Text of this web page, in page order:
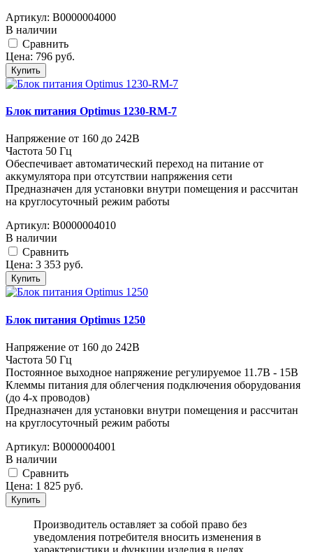
Артикул: В0000004000
В наличии
Cравнить
Цена: 796 руб.
Купить
Блок питания Optimus 1230-RM-7
Напряжение от 160 до 242В
Частота 50 Гц
Обеспечивает автоматический переход на питание от
аккумулятора при отсутствии напряжения сети
Предназначен для установки внутри помещения и рассчитан
на круглосуточный режим работы
Артикул: В0000004010
В наличии
Cравнить
Цена: 3 353 руб.
Купить
Блок питания Optimus 1250
Напряжение от 160 до 242В
Частота 50 Гц
Постоянное выходное напряжение регулируемое 11.7В - 15В
Клеммы питания для облегчения подключения оборудования
(до 4-х проводов)
Предназначен для установки внутри помещения и рассчитан
на круглосуточный режим работы
Артикул: В0000004001
В наличии
Cравнить
Цена: 1 825 руб.
Купить
Производитель оставляет за собой право без
уведомления потребителя вносить изменения в
характеристики и функции изделия в целях